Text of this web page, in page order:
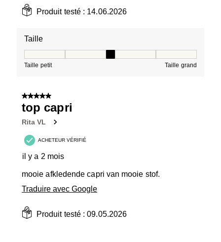
Produit testé : 14.06.2026
Taille
Taille petit Taille grand
5 sur 5 étoiles.
top capri
Rita VL
ACHETEUR VÉRIFIÉ
il y a 2 mois
mooie afkledende capri van mooie stof.
Traduire avec Google
Produit testé :09.05.2026